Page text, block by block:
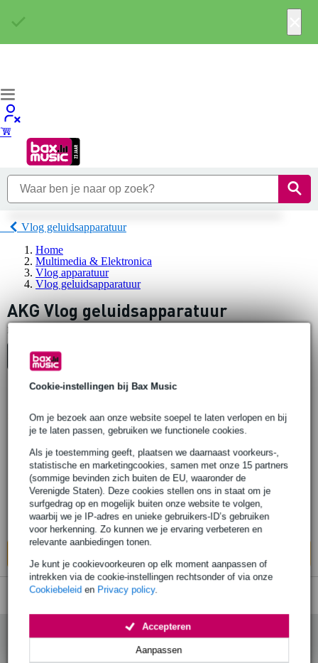
Cookie-instellingen bij Bax Music
Om je bezoek aan onze website soepel te laten verlopen en bij
je te laten passen, gebruiken we functionele cookies.
Als je toestemming geeft, plaatsen we daarnaast voorkeurs-,
statistische en marketingcookies, samen met onze 15 partners
(sommige bevinden zich buiten de EU, waaronder de
Verenigde Staten). Deze cookies stellen ons in staat om je
surfgedrag op en mogelijk buiten onze website te volgen,
waarbij we je IP-adres en unieke gebruikers-ID’s gebruiken
voor herkenning. Zo kunnen we je ervaring verbeteren en
relevante aanbiedingen tonen.
Je kunt je cookievoorkeuren op elk moment aanpassen of
intrekken via de cookie-instellingen rechtsonder of via onze
Cookiebeleid en Privacy policy.
Aanpassen
Accepteren
Vlog geluidsapparatuur
Home
Multimedia & Elektronica
Vlog apparatuur
Vlog geluidsapparatuur
AKG Vlog geluidsapparatuur
Er is
Top-10
lair
AKG K240 Studio koptelefoon
Adviesprijs € 112,- € 70,-
Op voorraad
Ook in1 winkelop voorraad